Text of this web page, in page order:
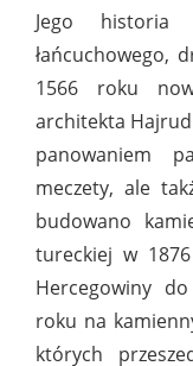
Jego historia
łańcuchowego,
1566 roku
architekta
panowaniem
meczety, ale
budowano
tureckiej w
Hercegowiny
roku na
których